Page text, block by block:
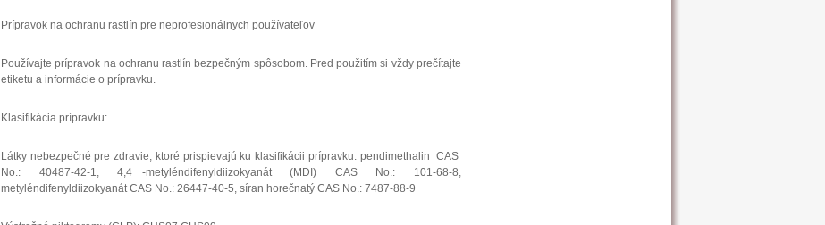
Prípravok na ochranu rastlín pre neprofesionálnych používateľov
Používajte prípravok na ochranu rastlín bezpečným spôsobom. Pred použitím si vždy prečítajte
etiketu a informácie o prípravku.
Klasifikácia prípravku:
Látky nebezpečné pre zdravie, ktoré prispievajú ku klasifikácii prípravku: pendimethalin CAS
No.: 40487-42-1, 4,4 -metyléndifenyldiizokyanát (MDI) CAS No.: 101-68-8,
metyléndifenyldiizokyanát CAS No.: 26447-40-5, síran horečnatý CAS No.: 7487-88-9